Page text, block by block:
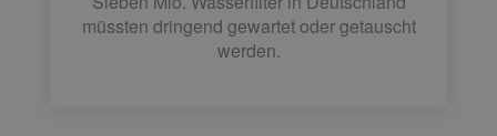
müssten dringend gewartet oder getauscht
werden.